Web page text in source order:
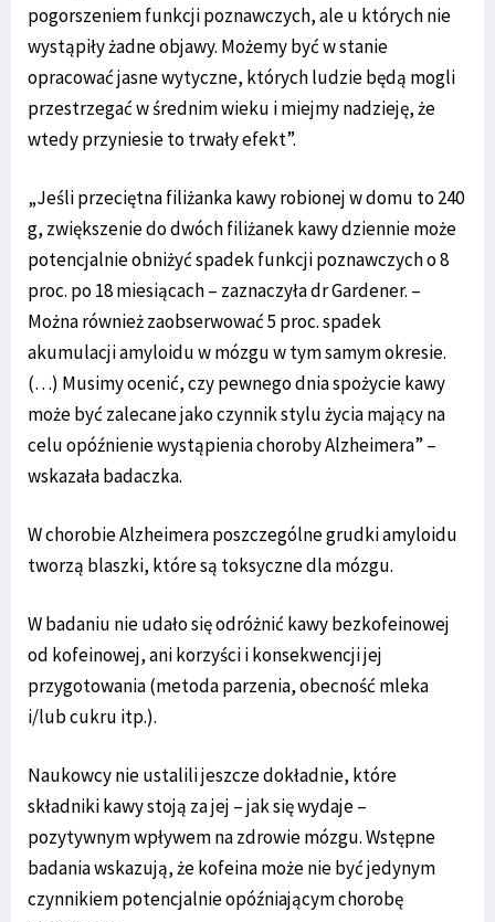
pogorszeniem funkcji poznawczych, ale u których nie
wystąpiły żadne objawy. Możemy być w stanie
opracować jasne wytyczne, których ludzie będą mogli
przestrzegać w średnim wieku i miejmy nadzieję, że
wtedy przyniesie to trwały efekt”.
„Jeśli przeciętna filiżanka kawy robionej w domu to 240
g, zwiększenie do dwóch filiżanek kawy dziennie może
potencjalnie obniżyć spadek funkcji poznawczych o 8
proc. po 18 miesiącach – zaznaczyła dr Gardener. –
Można również zaobserwować 5 proc. spadek
akumulacji amyloidu w mózgu w tym samym okresie.
(…) Musimy ocenić, czy pewnego dnia spożycie kawy
może być zalecane jako czynnik stylu życia mający na
celu opóźnienie wystąpienia choroby Alzheimera” –
wskazała badaczka.
W chorobie Alzheimera poszczególne grudki amyloidu
tworzą blaszki, które są toksyczne dla mózgu.
W badaniu nie udało się odróżnić kawy bezkofeinowej
od kofeinowej, ani korzyści i konsekwencji jej
przygotowania (metoda parzenia, obecność mleka
i/lub cukru itp.).
Naukowcy nie ustalili jeszcze dokładnie, które
składniki kawy stoją za jej – jak się wydaje –
pozytywnym wpływem na zdrowie mózgu. Wstępne
badania wskazują, że kofeina może nie być jedynym
czynnikiem potencjalnie opóźniającym chorobę